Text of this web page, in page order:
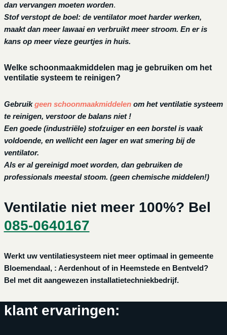
dan vervangen moeten worden.
Stof verstopt de boel: de ventilator moet harder werken,
maakt dan meer lawaai en verbruikt meer stroom. En er is
kans op meer vieze geurtjes in huis.
Welke schoonmaakmiddelen mag je gebruiken om het
ventilatie systeem te reinigen?
Gebruikgeen schoonmaakmiddelen om het ventilatie systeem
te reinigen, verstoor de balans niet !
Een goede (industriële) stofzuiger en een borstel is vaak
voldoende, en wellicht een lager en wat smering bij de
ventilator.
Als er al gereinigd moet worden, dan gebruiken de
professionals meestal stoom. (geen chemische middelen!)
Ventilatie niet meer 100%? Bel
085-0640167
Werkt uw ventilatiesysteem niet meer optimaal in gemeente
Bloemendaal, : Aerdenhout of in Heemstede en Bentveld?
Bel met dit aangewezen installatietechniekbedrijf.
klant ervaringen: